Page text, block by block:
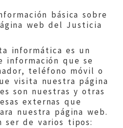
básica sobre
web del Justicia
informática es un
información que se
teléfono móvil o
visita nuestra página
son nuestras y otras
externas que
nuestra página web.
ser de varios tipos: